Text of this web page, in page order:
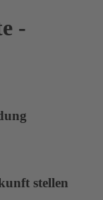
-
stellen